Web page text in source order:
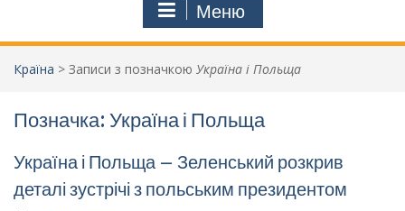
Меню
Країна > Записи з позначкою Україна і Польща
Позначка: Україна і Польща
Україна і Польща – Зеленський розкрив
деталі зустрічі з польським президентом